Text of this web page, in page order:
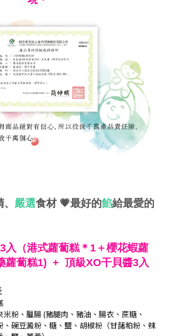
、 嚴選食材 💗最好的餡給最愛的
入（港式蘿蔔糕＊1＋櫻花蝦蘿
蘿蔔糕1) + 頂級XO干貝醬3入
粉、臘腸 (豬腿肉、豬油、腸衣、蔗糖 、
碗豆澱粉、糖、鹽、胡椒粉（甘藷粕粉、辣